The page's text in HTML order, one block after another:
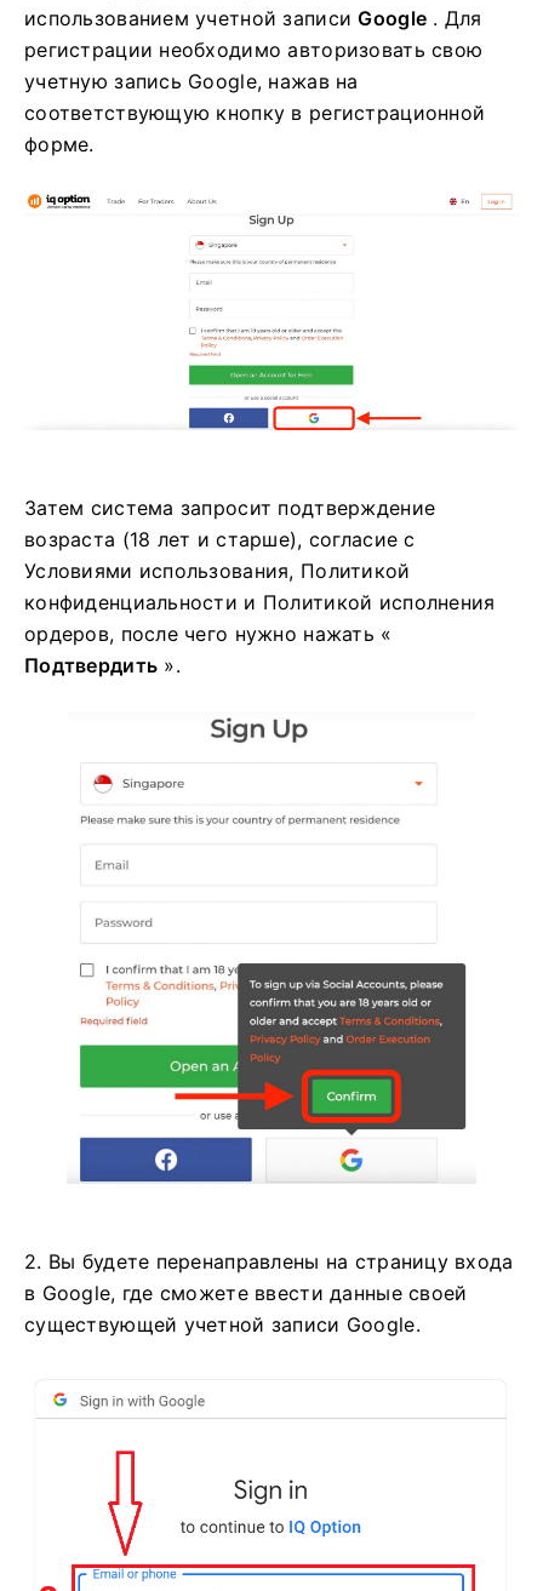
использованием учетной записиGoogle . Для
регистрации необходимо авторизовать свою
учетную запись Google, нажав на
соответствующую кнопку в регистрационной
форме.
Затем система запросит подтверждение
возраста (18 лет и старше), согласие с
Условиями использования, Политикой
конфиденциальности и Политикой исполнения
ордеров, после чего нужно нажать «
Подтвердить ».
2. Вы будете перенаправлены на страницу входа
в Google, где сможете ввести данные своей
существующей учетной записи Google.